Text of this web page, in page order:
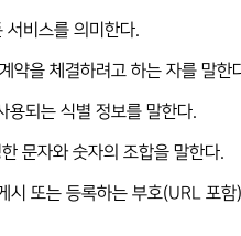
비스를 의미한다.
약을 체결하려고 하는 자를 말한
용되는 식별 정보를 말한다.
문자와 숫자의 조합을 말한다.
또는 등록하는 부호(URL 포